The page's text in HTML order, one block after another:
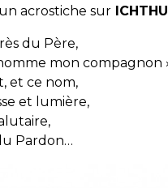
acrostiche sur
du Père,
mon compagnon
et ce nom,
et lumière,
Pardon…